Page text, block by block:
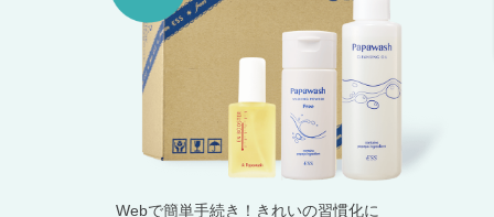
Webで簡単手続き！きれいの習慣化に